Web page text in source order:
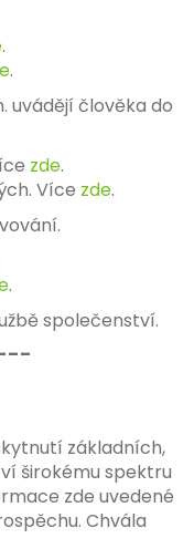
.
.
uvádějí člověka do
zde.
Více zde.
.
společenství.
základních,
širokému spektru
zde uvedené
Chvála